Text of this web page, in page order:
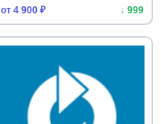
от 4 900 ₽
↓ 999